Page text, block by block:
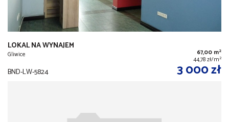
LOKAL NA WYNAJEM
Gliwice 67,00 m2
44,78 zł/m2
BND-LW-5824 3 000 zł